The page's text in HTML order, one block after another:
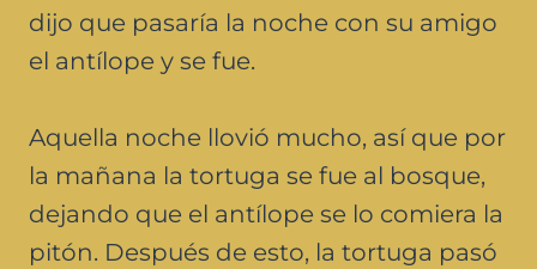
dijo que pasaría la noche con su amigo
el antílope y se fue.
Aquella noche llovió mucho, así que por
la mañana la tortuga se fue al bosque,
dejando que el antílope se lo comiera la
pitón. Después de esto, la tortuga pasó